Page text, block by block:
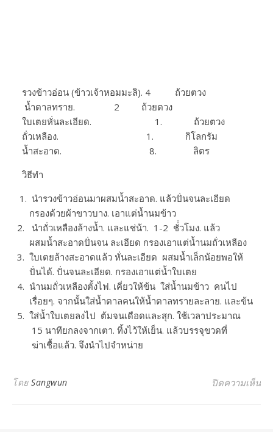
รวงข้าวอ่อน (ข้าวเจ้าหอมมะลิ). 4 ถ้วยตวง
น้ำตาลทราย. 2 ถ้วยตวง
ใบเตยหั่นละเอียด. 1. ถ้วยตวง
ถั่วเหลือง. 1. กิโลกรัม
น้ำสะอาด. 8. ลิตร
วิธีทำ
1. นำรวงข้าวอ่อนมาผสมน้ำสะอาด. แล้วปั่นจนละเอียด
กรองด้วยผ้าขาวบาง. เอาแต่น้ำนมข้าว
2. นำถั่วเหลืองล้างน้ำ. และแช่น้า. 1-2 ชั่่วโมง. แล้ว
ผสมน้ำสะอาดปั่นจน ละเอียด กรองเอาแต่น้ำนมถั่วเหลือง
3. ใบเตยล้างสะอาดแล้ว หั่นละเอียด ผสมน้ำเล็กน้อยพอให้
ปั่นได้. ปั่นจนละเอียด. กรองเอาแต่น้ำใบเตย
4. นำนมถั่วเหลืองตั้งไฟ. เคี่ยวให้ข้น ใส่น้ำนมข้าว คนไป
เรื่อยๆ. จากนั้นใส่น้ำตาลคนให้น้ำตาลทรายละลาย. และข้น
5. ใส่น้ำใบเตยลงไป ต้มจนเดือดและสุก. ใช้เวลาประมาณ
15 นาทียกลงจากเตา. ทิ้งไว้ให้เย็น. แล้วบรรจุขวดที่
ฆ่าเชื้อแล้ว. จึงนำไปจำหน่าย
โดย Sangwun ปิดความเห็นบ